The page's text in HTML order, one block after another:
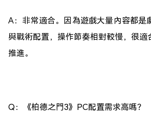
A：非常適合。因為遊戲大量內容都是
與戰術配置，操作節奏相對較慢，很適
推進。
Q：《柏德之門3》PC配置需求高嗎？